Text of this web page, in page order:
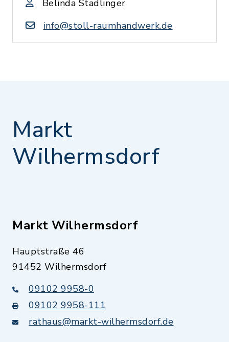
Belinda Stadlinger
info@stoll-raumhandwerk.de
Markt
Wilhermsdorf
Markt Wilhermsdorf
Hauptstraße 46
91452 Wilhermsdorf
09102 9958-0
09102 9958-111
rathaus@markt-wilhermsdorf.de